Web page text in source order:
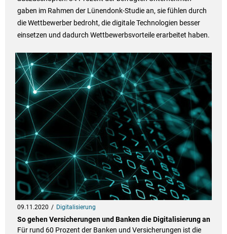
gaben im Rahmen der Lünendonk-Studie an, sie fühlen durch
die Wettbewerber bedroht, die digitale Technologien besser
einsetzen und dadurch Wettbewerbsvorteile erarbeitet haben.
09.11.2020 Digitalisierung
So gehen Versicherungen und Banken die Digitalisierung an
Für rund 60 Prozent der Banken und Versicherungen ist die